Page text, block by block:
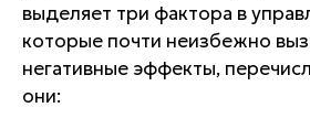
выделяет три фактора в
которые почти неизбежно
негативные эффекты,
они: